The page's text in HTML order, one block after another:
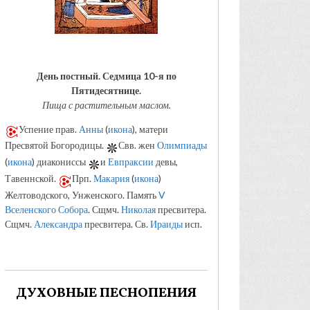
День постный.Седмица 10-я по
Пятидесятнице.
Пища с растительным маслом.
Успение прав. Анны(икона), матери
Пресвятой Богородицы.
Свв. жен Олимпиады
(икона) диакониссы и Евпраксии девы,
Тавеннской.
Прп.Макария(икона)
Желтоводского, Унженского. ПамятьV
Вселенского Собора. Сщмч.Николаяпресвитера.
Сщмч. Александрапресвитера. Св.Ираидыисп.
ДУХОВНЫЕ ПЕСНОПЕНИЯ